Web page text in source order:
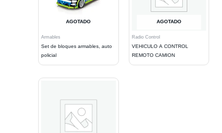
AGOTADO
Armables
Set de bloques armables, auto
policial
AGOTADO
Radio Control
VEHICULO A CONTROL
REMOTO CAMION